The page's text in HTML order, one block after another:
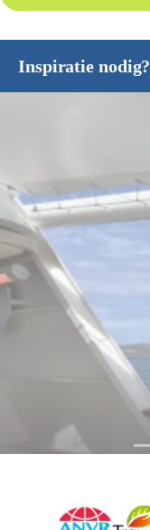
Inspiratie nodig?